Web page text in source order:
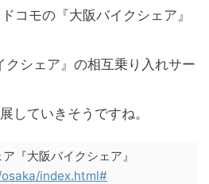
コモの『大阪バイクシェア』
シェア』の相互乗り入れサー
していきそうですね。
『大阪バイクシェア』
index.html#